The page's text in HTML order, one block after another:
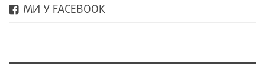
МИ У FACEBOOK